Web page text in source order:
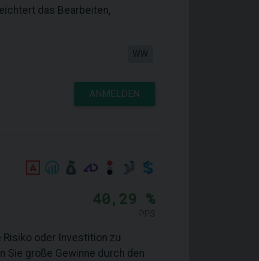
das Bearbeiten,
WW
ANMELDEN
40,29 %
Risiko oder Investition zu
Sie große Gewinne durch den